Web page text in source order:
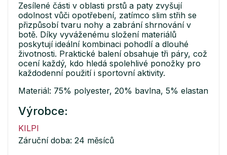
Zesílené části v oblasti prstů a paty zvyšují
odolnost vůči opotřebení, zatímco slim střih se
přizpůsobí tvaru nohy a zabrání shrnování v
botě. Díky vyváženému složení materiálů
poskytují ideální kombinaci pohodlí a dlouhé
životnosti. Praktické balení obsahuje tři páry, což
ocení každý, kdo hledá spolehlivé ponožky pro
každodenní použití i sportovní aktivity.
Materiál: 75% polyester, 20% bavlna, 5% elastan
Výrobce:
KILPI
Záruční doba: 24 měsíců